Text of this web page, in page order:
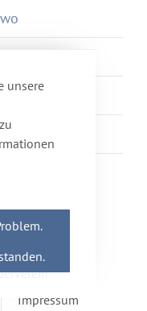
unsere
Impressum